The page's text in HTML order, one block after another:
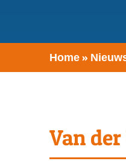
Home »
Van